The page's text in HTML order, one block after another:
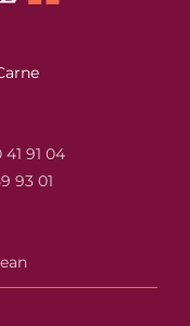
91 04
93 01